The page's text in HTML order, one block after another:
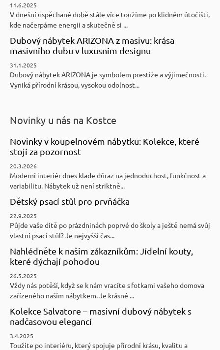
11.6.2025
V dnešní uspěchané době stále více toužíme po klidném útočišti,
kde načerpáme energii a skutečně si ...
Dubový nábytek ARIZONA z masivu: krása
masivního dubu v luxusním designu
31.1.2025
Dubový nábytek ARIZONA je symbolem prestiže a výjimečnosti.
Vyniká přírodní krásou, vysokou odolnost...
Novinky u nás na Kostce
Novinky v koupelnovém nábytku: Kolekce, které
stojí za pozornost
20.3.2026
Moderní interiér dnes klade důraz na jednoduchost, funkčnost a
variabilitu. Nábytek už není striktně...
Dětský psací stůl pro prvňáčka
22.9.2025
Půjde vaše dítě po prázdninách poprvé do školy a ještě nemá svůj
vlastní psací stůl? Je nejvyšší čas...
Nahlédněte k našim zákazníkům: Jídelní kouty,
které dýchají pohodou
26.5.2025
Vždy nás potěší, když se k nám vracíte s fotkami vašeho domova
zařízeného naším nábytkem. Je krásné ...
Kolekce Salvatore – masivní dubový nábytek s
nadčasovou elegancí
3.4.2025
Toužíte po interiéru, který spojuje přírodní krásu, kvalitu a